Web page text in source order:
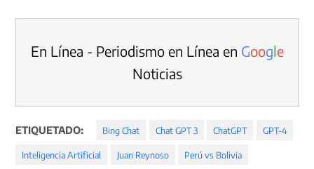
En Línea - Periodismo en Línea en Google
Noticias
ETIQUETADO: Bing Chat Chat GPT 3 ChatGPT GPT-4
Inteligencia Artificial Juan Reynoso Perú vs Bolivia